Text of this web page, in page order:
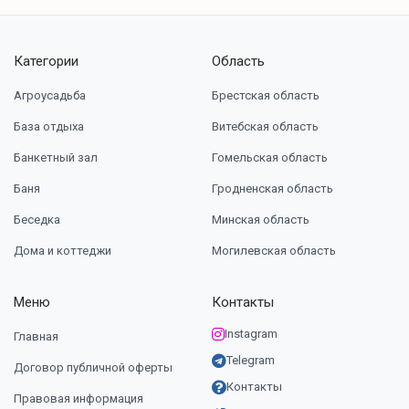
Категории
Агроусадьба
База отдыха
Банкетный зал
Баня
Беседка
Дома и коттеджи
Область
Брестская область
Витебская область
Гомельская область
Гродненская область
Минская область
Могилевская область
Меню
Главная
Договор публичной оферты
Правовая информация
Контакты
Instagram
Telegram
Контакты